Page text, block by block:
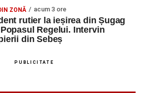
2026: Prima ediție a Transylvania
Greavilor din Gârbova
la ieșirea din Șugag spre Popasul
pompierii din Sebeș
de ani, rănit într-un accident rutier
ZONĂ acum 3 ore
rutier la ieșirea din Șugag
Regelui. Intervin
din Sebeș
PUBLICITATE